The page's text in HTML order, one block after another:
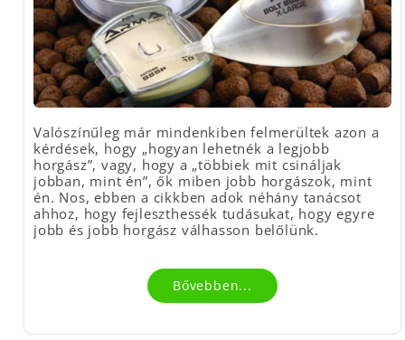
Valószínűleg már mindenkiben felmerültek azon a
kérdések, hogy „hogyan lehetnék a legjobb
horgász”, vagy, hogy a „többiek mit csináljak
jobban, mint én”, ők miben jobb horgászok, mint
én. Nos, ebben a cikkben adok néhány tanácsot
ahhoz, hogy fejleszthessék tudásukat, hogy egyre
jobb és jobb horgász válhasson belőlünk.
Bővebben...